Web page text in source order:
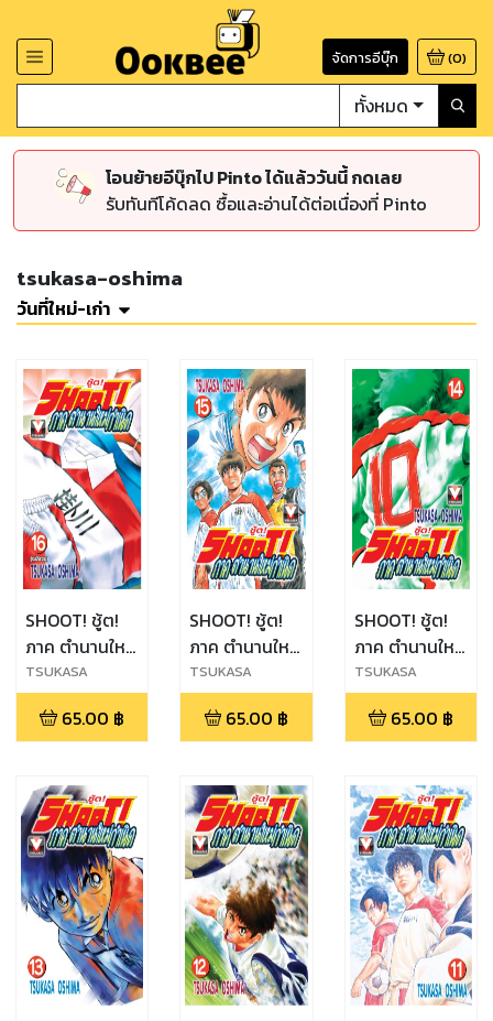
จัดการอีบุ๊ก (0)
ทั้งหมด
โอนย้ายอีบุ๊กไป Pinto ได้แล้ววันนี้ กดเลย
รับทันทีโค้ดลด ซื้อและอ่านได้ต่อเนื่องที่ Pinto
tsukasa-oshima
วันที่ใหม่-เก่า
SHOOT! ชู้ต!
ภาค ตำนานใหม่
กำเนิด เล่ม 16
(จบ)
TSUKASA
OSHIMA
65.00 ฿
SHOOT! ชู้ต!
ภาค ตำนานใหม่
กำเนิด เล่ม 15
TSUKASA
OSHIMA
65.00 ฿
SHOOT! ชู้ต!
ภาค ตำนานใหม่
กำเนิด เล่ม 14
TSUKASA
OSHIMA
65.00 ฿